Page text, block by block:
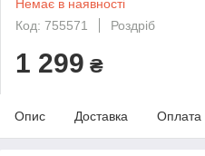
Немає в наявності
Код: 755571
Роздріб
1 299 ₴
Опис Доставка Оплата